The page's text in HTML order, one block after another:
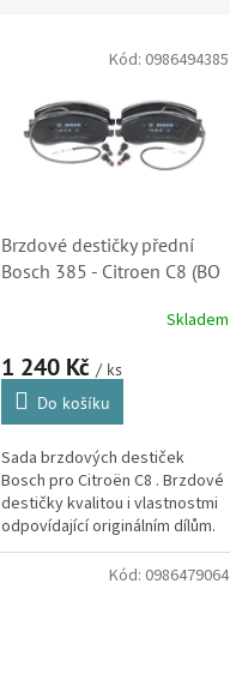
Brzdové destičky přední
Bosch 385 - Citroen C8 (BO
Skladem
1 240 Kč / ks
Do košíku
Sada brzdových destiček
Bosch pro Citroën C8 . Brzdové
destičky kvalitou i vlastnostmi
odpovídající originálním dílům.
Značka Bosch je dodavatelem
brzdových systémů do...
Kód: 0986494385
Kód: 0986479064